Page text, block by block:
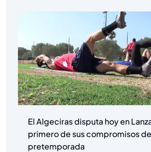
El Algeciras disputa hoy en
primero de sus compromisos de
pretemporada